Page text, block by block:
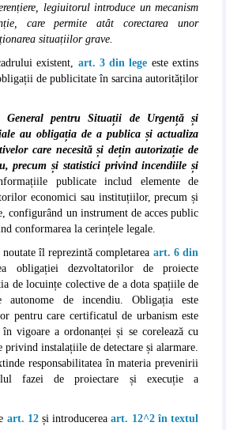
legiuitorul introduce un mecanism
care permite atât corectarea unor
situațiilor grave.
existent, art. 3 din lege este extins
de publicitate în sarcina autorităților
General pentru Situații de Urgență și
au obligația de a publica și actualiza
care necesită și dețin autorizație de
precum și statistici privind incendiile și
publicate includ elemente de
economici sau instituțiilor, precum și
configurând un instrument de acces public
conformarea la cerințele legale.
îl reprezintă completarea art. 6 din
obligației dezvoltatorilor de proiecte
de locuințe colective de a dota spațiile de
autonome de incendiu. Obligația este
pentru care certificatul de urbanism este
vigoare a ordonanței și se corelează cu
privind instalațiile de detectare și alarmare.
responsabilitatea în materia prevenirii
fazei de proiectare și execuție a
art. 12și introducereaart. 12^2 în textul